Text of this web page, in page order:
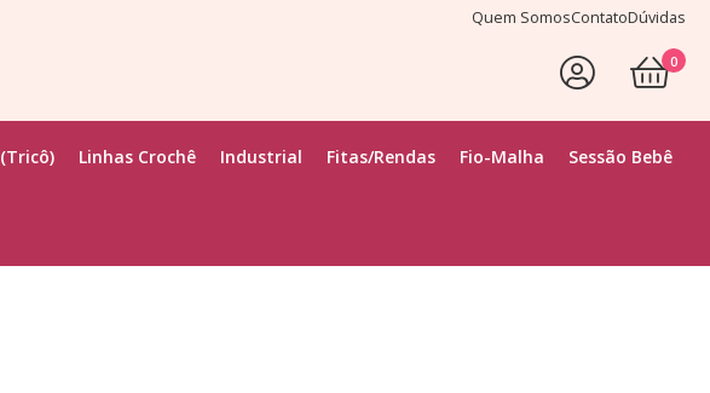
Quem SomosContatoDúvidas
Linhas Crochê Industrial Fitas/Rendas Fio-Malha Sessão Bebê
0